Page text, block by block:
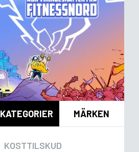
KATEGORIER MÄRKEN
KOSTTILSKUD